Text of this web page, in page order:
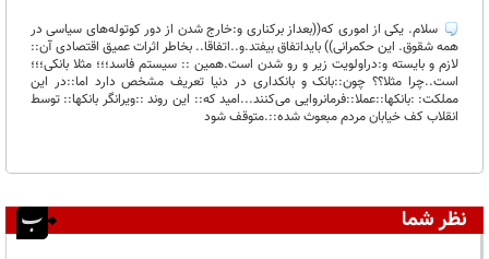
سلام. يکی از اموری که((بعداز برکناری و:خارج شدن از دور کوتوله‌های سیاسی در
همه شقوق. این حکمرانی)) بایداتفاق بیفتد.و..اتفاقا.. بخاطر اثرات عمیق اقتصادی آن::
لازم و بایسته و:دراولویت زیر و رو شدن است.همین :: سیستم فاسد؛؛؛ مثلا بانکی؛؛؛
است..چرا مثلا؟؟ چون::بانک و بانکداری در دنیا تعریف مشخص دارد اما::در این
مملکت: :بانکها::عملا::فرمانروایی می‌کنند...امید که:: این روند ::ویرانگر بانکها:: توسط
انقلاب کف خیابان مردم مبعوث شده‌::.متوقف شود
نظر شما